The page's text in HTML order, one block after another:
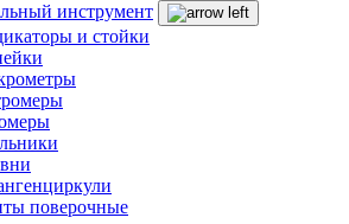
инструмент
и стойки
поверочные